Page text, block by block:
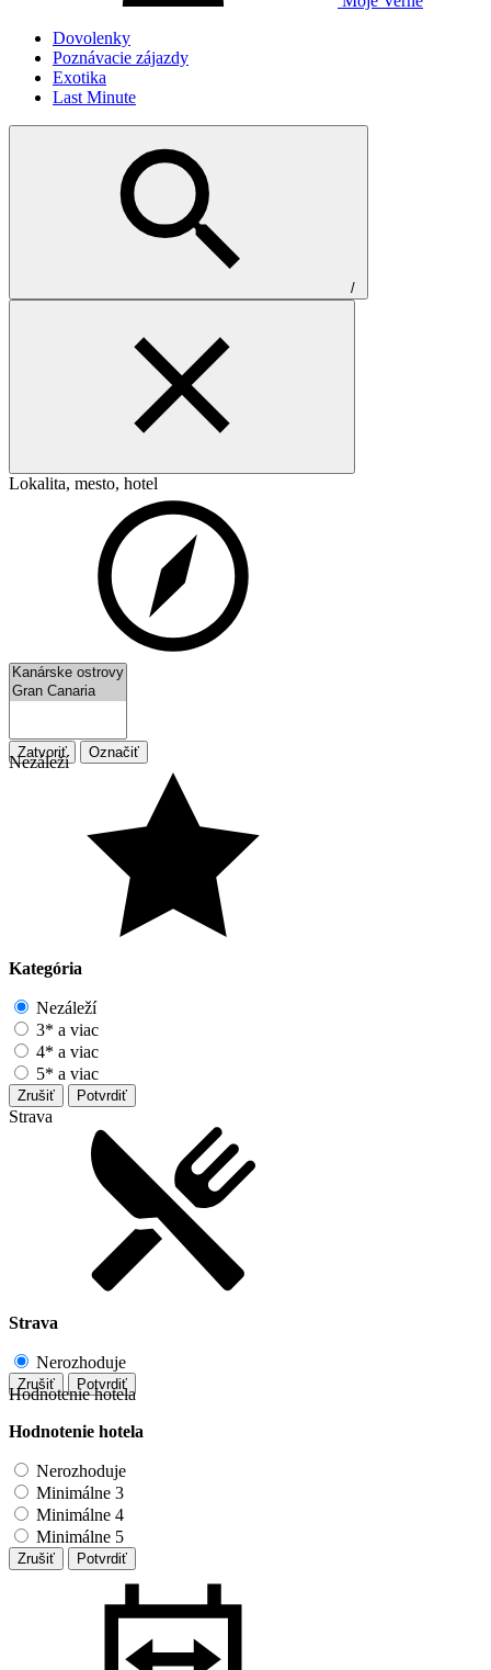
Dovolenky
Poznávacie zájazdy
Exotika
Last Minute
/
Lokalita, mesto, hotel
Zatvoriť Označiť
Nezáleží
Kategória
Nezáleží
3* a viac
4* a viac
5* a viac
Zrušiť Potvrdiť
Strava
Strava
Nerozhoduje
Zrušiť Potvrdiť
Hodnotenie hotela
Hodnotenie hotela
Nerozhoduje
Minimálne 3
Minimálne 4
Minimálne 5
Zrušiť Potvrdiť